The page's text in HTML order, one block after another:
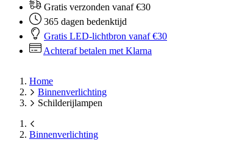
Gratis verzonden vanaf €30
365 dagen bedenktijd
Gratis LED-lichtbron vanaf €30
Achteraf betalen met Klarna
Home
Binnenverlichting
Schilderijlampen
Binnenverlichting